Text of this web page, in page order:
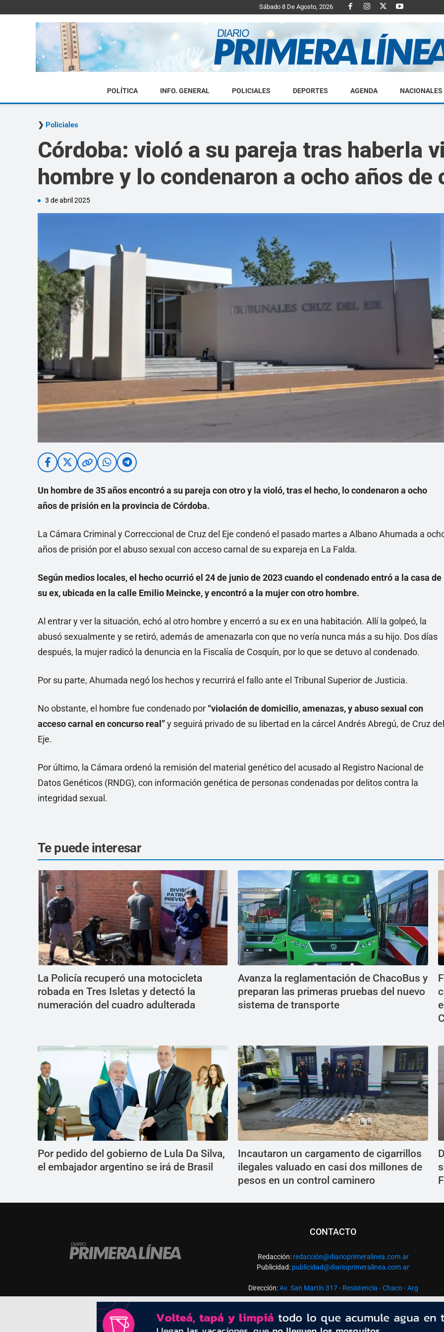
Sábado 8 De Agosto, 2026
Diario
POLÍTICA INFO. GENERAL POLICIALES DEPORTES AGENDA NACIONALES
Policiales
Córdoba: violó a su pareja tras haberla
hombre y lo condenaron a ocho años de
3 de abril 2025
Un hombre de 35 años encontró a su pareja con otro y la violó, tras el hecho, lo condenaron a ocho
años de prisión en la provincia de Córdoba.
La Cámara Criminal y Correccional de Cruz del Eje condenó el pasado martes a Albano Ahumada a
años de prisión por el abuso sexual con acceso carnal de su expareja en La Falda.
Según medios locales, el hecho ocurrió el 24 de junio de 2023 cuando el condenado entró a la casa de
su ex, ubicada en la calle Emilio Meincke, y encontró a la mujer con otro hombre.
Al entrar y ver la situación, echó al otro hombre y encerró a su ex en una habitación. Allí la golpeó, la
abusó sexualmente y se retiró, además de amenazarla con que no vería nunca más a su hijo. Dos días
después, la mujer radicó la denuncia en la Fiscalía de Cosquín, por lo que se detuvo al condenado.
Por su parte, Ahumada negó los hechos y recurrirá el fallo ante el Tribunal Superior de Justicia.
No obstante, el hombre fue condenado por “violación de domicilio, amenazas, y abuso sexual con
acceso carnal en concurso real”y seguirá privado de su libertad en la cárcel Andrés Abregú, de Cruz del
Eje.
Por último, la Cámara ordenó la remisión del material genético del acusado al Registro Nacional de
Datos Genéticos (RNDG), con información genética de personas condenadas por delitos contra la
integridad sexual.
Te puede interesar
La Policía recuperó una motocicleta
robada en Tres Isletas y detectó la
numeración del cuadro adulterada
Avanza la reglamentación de ChacoBus y
preparan las primeras pruebas del nuevo
sistema de transporte
Por pedido del gobierno de Lula Da Silva,
el embajador argentino se irá de Brasil
Incautaron un cargamento de cigarrillos
ilegales valuado en casi dos millones de
pesos en un control caminero
CONTACTO
Redacción: redacción@diarioprimeralinea.com.ar
Publicidad: publicidad@diarioprimeralinea.com.ar
Dirección:Av. San Martín 317 - Resistencia - Chaco - Arg